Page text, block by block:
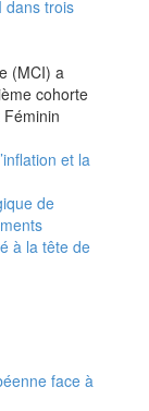
dans trois
(MCI) a
cohorte
Féminin
et la
de
à la tête de